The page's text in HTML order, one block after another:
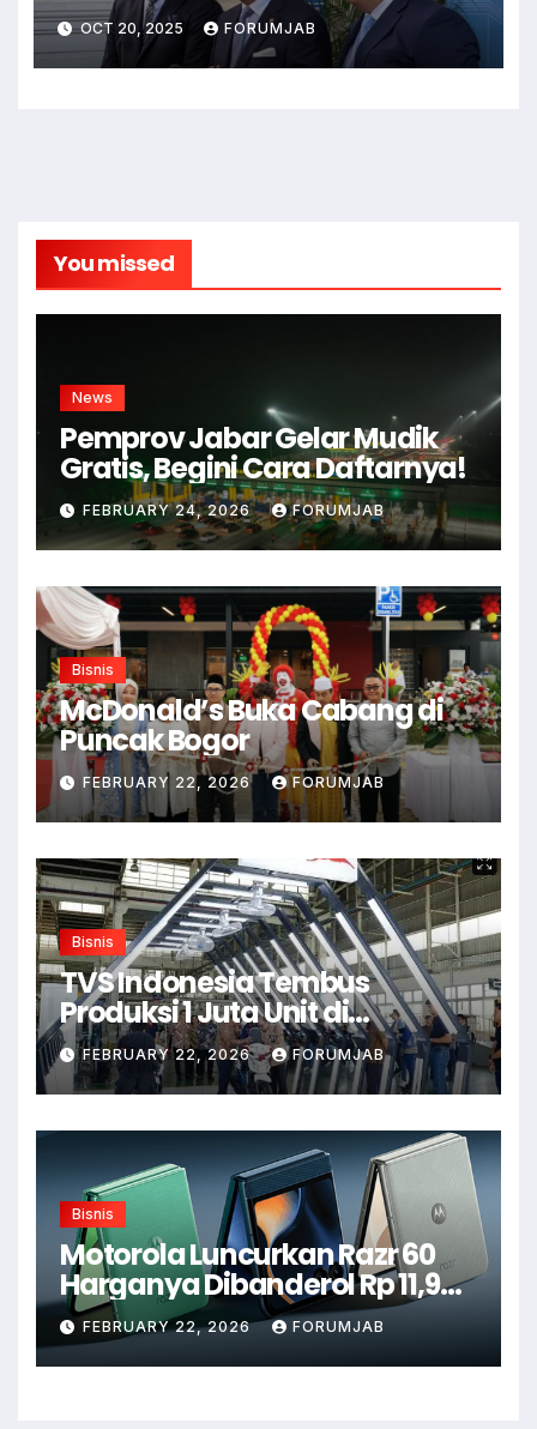
Laporan Keuangan
OCT 20, 2025 FORUMJAB
You missed
News
Pemprov Jabar Gelar Mudik
Gratis, Begini Cara Daftarnya!
FEBRUARY 24, 2026 FORUMJAB
Bisnis
McDonald’s Buka Cabang di
Puncak Bogor
FEBRUARY 22, 2026 FORUMJAB
Bisnis
TVS Indonesia Tembus
Produksi 1 Juta Unit di
Karawang
FEBRUARY 22, 2026 FORUMJAB
Bisnis
Motorola Luncurkan Razr 60
Harganya Dibanderol Rp 11,9
Juta
FEBRUARY 22, 2026 FORUMJAB